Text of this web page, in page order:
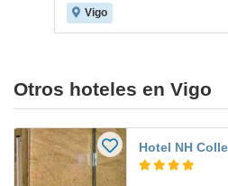
Vigo
Otros hoteles en Vigo
Hotel NH